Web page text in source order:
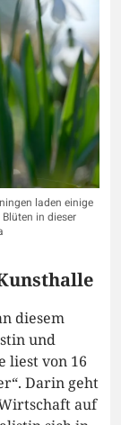
laden einige
in dieser
diesem
und
liest von 16
Darin geht
auf